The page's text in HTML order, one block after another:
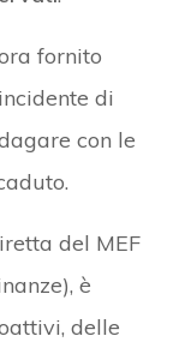
fornito
di
con le
del MEF
è
delle